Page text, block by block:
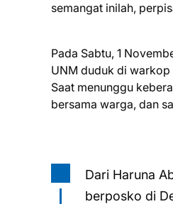
semangat inilah,
Pada Sabtu, 1
UNM duduk di
Saat menunggu
bersama warga, dan
Dari Haruna
berposko di